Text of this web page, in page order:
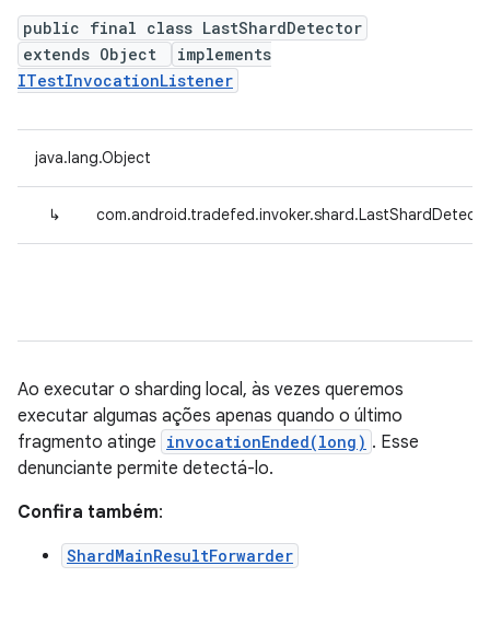
public final class LastShardDetector
extends Object
implements
ITestInvocationListener
java.lang.Object
↳
Ao executar o sharding local, às vezes queremos
executar algumas ações apenas quando o último
fragmento atinge invocationEnded(long) . Esse
denunciante permite detectá-lo.
Confira também:
ShardMainResultForwarder